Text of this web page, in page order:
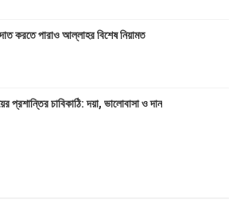
করতে পারাও আল্লাহর বিশেষ নিয়ামত
প্রশান্তির চাবিকাঠি: দয়া, ভালোবাসা ও দান